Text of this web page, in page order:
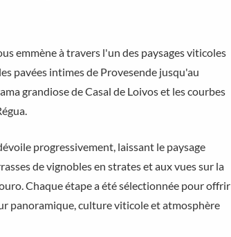
emmène à travers l'un des paysages viticoles
pavées intimes de Provesende jusqu'au
grandiose de Casal de Loivos et les courbes
progressivement, laissant le paysage
de vignobles en strates et aux vues sur la
Chaque étape a été sélectionnée pour offrir
panoramique, culture viticole et atmosphère